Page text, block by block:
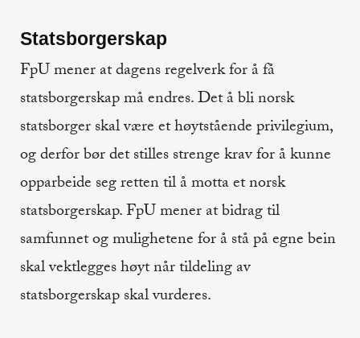
Statsborgerskap
FpU mener at dagens regelverk for å få
statsborgerskap må endres. Det å bli norsk
statsborger skal være et høytstående privilegium,
og derfor bør det stilles strenge krav for å kunne
opparbeide seg retten til å motta et norsk
statsborgerskap. FpU mener at bidrag til
samfunnet og mulighetene for å stå på egne bein
skal vektlegges høyt når tildeling av
statsborgerskap skal vurderes.